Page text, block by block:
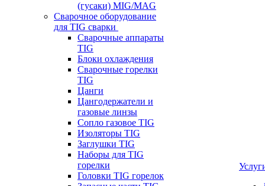
(гусаки) MIG/MAG
Сварочное оборудование
для TIG сварки
Сварочные аппараты
TIG
Блоки охлаждения
Сварочные горелки
TIG
Цанги
Цангодержатели и
газовые линзы
Сопло газовое TIG
Изоляторы TIG
Заглушки TIG
Наборы для TIG
горелки
Головки TIG горелок